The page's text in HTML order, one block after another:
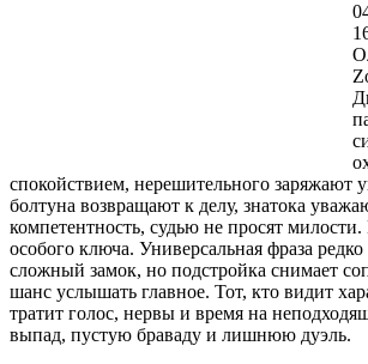
спокойствием, нерешительного заряжают
болтуна возвращают к делу, знатока
компетентность, судью не просят
особого ключа. Универсальная фраза
сложный замок, но подстройка снимает
шанс услышать главное. Тот, кто видит
тратит голос, нервы и время на
выпад, пустую браваду и лишнюю дуэль.